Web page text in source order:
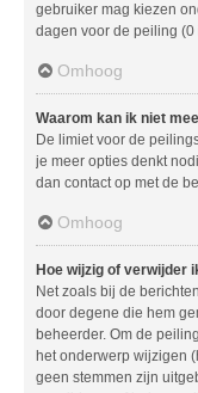
gebruiker mag kiezen
dagen voor de peiling
Omhoog
Waarom kan ik niet
De limiet voor de
je meer opties denkt
dan contact op met de
Omhoog
Hoe wijzig of verwijder
Net zoals bij de
door degene die hem
beheerder. Om de
het onderwerp wijzigen
geen stemmen zijn